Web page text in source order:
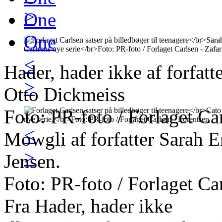
>
<
>
<
>
One
One
Hader, hader ikke af
Otto Dickmeiss
Foto: PR-foto / Forlaget
Mowgli af forfatter Sarah
Jensen.
Foto: PR-foto / Forlaget
Fra Hader, hader ikke